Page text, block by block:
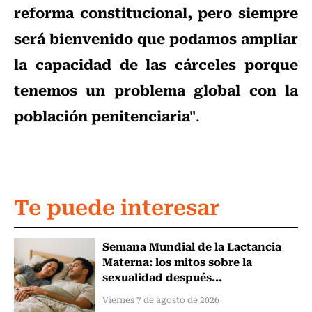
reforma constitucional, pero siempre
será bienvenido que podamos ampliar
la capacidad de las cárceles porque
tenemos un problema global con la
población penitenciaria".
Te puede interesar
Semana Mundial de la Lactancia
Materna: los mitos sobre la
sexualidad después...
Viernes 7 de agosto de 2026